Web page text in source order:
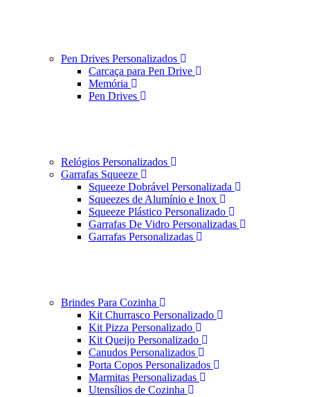
Pen Drives Personalizados
Carcaça para Pen Drive
Memória
Pen Drives
Relógios Personalizados
Garrafas Squeeze
Squeeze Dobrável Personalizada
Squeezes de Alumínio e Inox
Squeeze Plástico Personalizado
Garrafas De Vidro Personalizadas
Garrafas Personalizadas
Brindes Para Cozinha
Kit Churrasco Personalizado
Kit Pizza Personalizado
Kit Queijo Personalizado
Canudos Personalizados
Porta Copos Personalizados
Marmitas Personalizadas
Utensílios de Cozinha